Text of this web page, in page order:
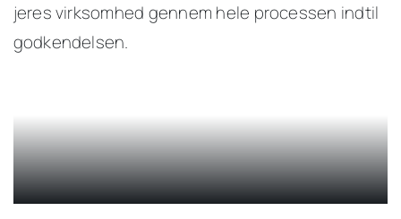
jeres virksomhed gennem hele processen indtil
godkendelsen.